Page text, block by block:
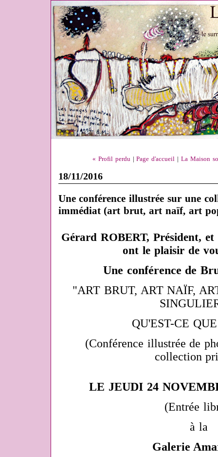
« Profil perdu|Page d'accueil La Maison
18/11/2016
Une conférence illustrée sur une
immédiat (art brut, art naïf, art
Gérard ROBERT, Président,
ont le plaisir de
Une conférence de
"ART BRUT, ART NAÏF,
QU'EST-CE
(Conférence illustrée de
collection
LE JEUDI 24
(Entrée
à la
Galerie